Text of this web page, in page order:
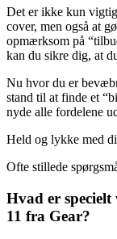
Det er ikke kun
cover, men også at
opmærksom på
kan du sikre dig, at
Nu hvor du er
stand til at finde et
nyde alle fordelene
Held og lykke med
Ofte stillede
Hvad er
11 fra Gear?